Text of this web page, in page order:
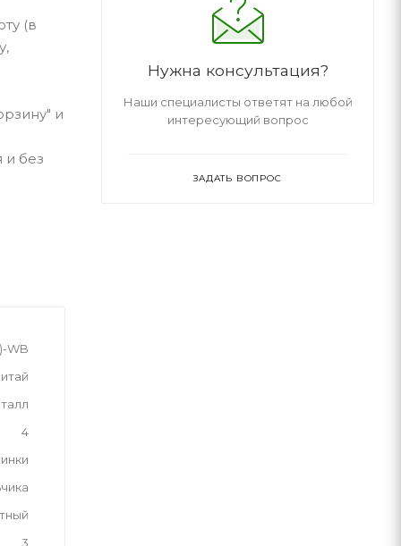
(в
и
и без
WB
4
3
Нужна консультация?
Наши специалисты ответят на любой
интересующий вопрос
ЗАДАТЬ ВОПРОС